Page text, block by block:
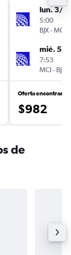
lun. 3/8
5:00
BJX-MCI
mié. 5/8
7:53
MCI- BJX
Oferta encontrada
$982
de